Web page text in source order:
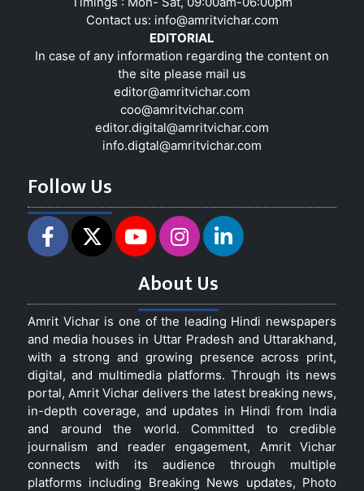
Contact us: info@amritvichar.com
EDITORIAL
In case of any information regarding the content on
the site please mail us
editor@amritvichar.com
coo@amritvichar.com
editor.digital@amritvichar.com
info.digtal@amritvichar.com
Follow Us
About Us
Amrit Vichar is one of the leading Hindi newspapers
and media houses in Uttar Pradesh and Uttarakhand,
with a strong and growing presence across print,
digital, and multimedia platforms. Through its news
portal, Amrit Vichar delivers the latest breaking news,
in-depth coverage, and updates in Hindi from India
and around the world. Committed to credible
journalism and reader engagement, Amrit Vichar
connects with its audience through multiple
platforms including Breaking News updates, Photo